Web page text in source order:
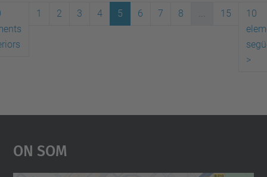
1 2 3 4 5 6 7 8 ... 15
10
>
On Som